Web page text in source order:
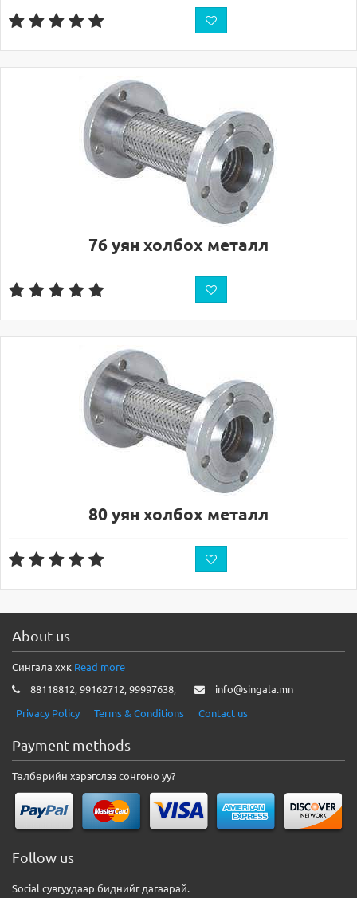
76 уян холбох металл
80 уян холбох металл
About us
Сингала ххк Read more
88118812, 99162712, 99997638,
info@singala.mn
Privacy Policy
Terms & Conditions Contact us
Payment methods
Төлбөрийн хэрэгслээ сонгоно уу?
Follow us
Social сувгуудаар биднийг дагаарай.